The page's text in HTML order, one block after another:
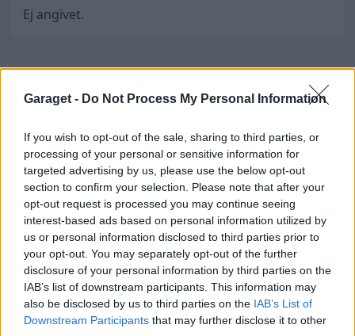
Garaget - Do Not Process My Personal Information
If you wish to opt-out of the sale, sharing to third parties, or
processing of your personal or sensitive information for
targeted advertising by us, please use the below opt-out
section to confirm your selection. Please note that after your
opt-out request is processed you may continue seeing
interest-based ads based on personal information utilized by
us or personal information disclosed to third parties prior to
your opt-out. You may separately opt-out of the further
disclosure of your personal information by third parties on the
IAB’s list of downstream participants. This information may
also be disclosed by us to third parties on the IAB’s List of
Downstream Participants that may further disclose it to other
Ej angivet.
johnsson_89s andra bilar